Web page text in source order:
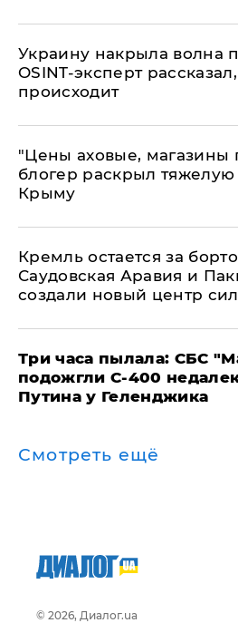
​Украину накрыла волна
OSINT-эксперт
происходит
​"Цены аховые, магазины
блогер раскрыл
Крыму
​Кремль остается за
Саудовская Аравия и
создали новый центр
Три часа пылала: СБС
подожгли С-400
Путина у Геленджика
Смотреть ещё
© 2026, Диалог.ua